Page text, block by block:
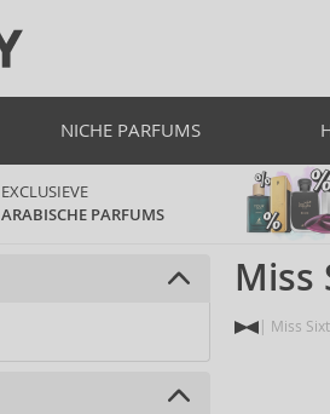
NICHE PARFUMS
EXCLUSIEVE
ARABISCHE PARFUMS
Miss
Miss